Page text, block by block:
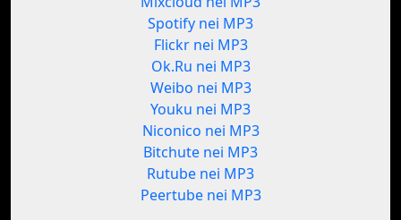
Spotify nei MP3
Flickr nei MP3
Ok.Ru nei MP3
Weibo nei MP3
Youku nei MP3
Niconico nei MP3
Bitchute nei MP3
Rutube nei MP3
Peertube nei MP3